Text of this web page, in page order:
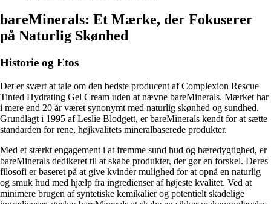
bareMinerals: Et Mærke, der Fokuserer
på Naturlig Skønhed
Historie og Etos
Det er svært at tale om den bedste producent af Complexion Rescue
Tinted Hydrating Gel Cream uden at nævne bareMinerals. Mærket har
i mere end 20 år været synonymt med naturlig skønhed og sundhed.
Grundlagt i 1995 af Leslie Blodgett, er bareMinerals kendt for at sætte
standarden for rene, højkvalitets mineralbaserede produkter.
Med et stærkt engagement i at fremme sund hud og bæredygtighed, er
bareMinerals dedikeret til at skabe produkter, der gør en forskel. Deres
filosofi er baseret på at give kvinder mulighed for at opnå en naturlig
og smuk hud med hjælp fra ingredienser af højeste kvalitet. Ved at
minimere brugen af syntetiske kemikalier og potentielt skadelige